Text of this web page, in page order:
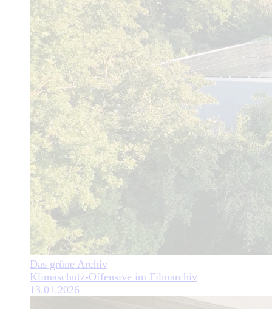
Das grüne Archiv
Klimaschutz-Offensive im Filmarchiv
13.01.2026